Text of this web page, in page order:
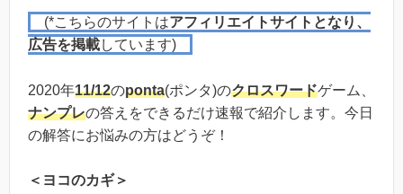
(*こちらのサイトはアフィリエイトサイトとなり、
広告を掲載しています)
2020年11/12のponta(ポンタ)のクロスワードゲーム、
ナンプレの答えをできるだけ速報で紹介します。今日
の解答にお悩みの方はどうぞ！
＜ヨコのカギ＞